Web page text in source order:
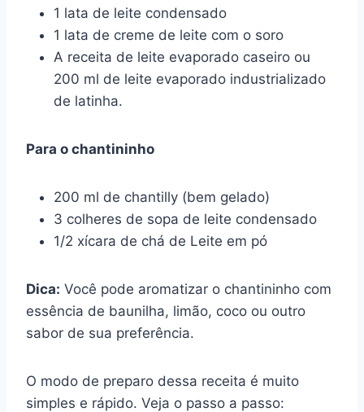
1 lata de leite condensado
1 lata de creme de leite com o soro
A receita de leite evaporado caseiro ou
200 ml de leite evaporado industrializado
de latinha.
Para o chantininho
200 ml de chantilly (bem gelado)
3 colheres de sopa de leite condensado
1/2 xícara de chá de Leite em pó
Dica: Você pode aromatizar o chantininho com
essência de baunilha, limão, coco ou outro
sabor de sua preferência.
O modo de preparo dessa receita é muito
simples e rápido. Veja o passo a passo: